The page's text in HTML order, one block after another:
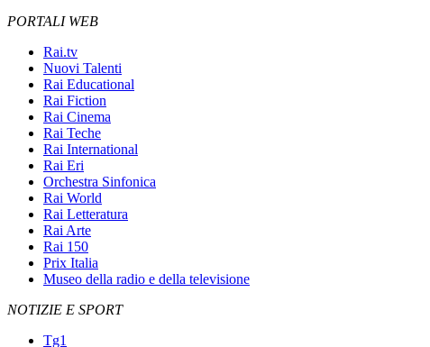
PORTALI WEB
Rai.tv
Nuovi Talenti
Rai Educational
Rai Fiction
Rai Cinema
Rai Teche
Rai International
Rai Eri
Orchestra Sinfonica
Rai World
Rai Letteratura
Rai Arte
Rai 150
Prix Italia
Museo della radio e della televisione
NOTIZIE E SPORT
Tg1